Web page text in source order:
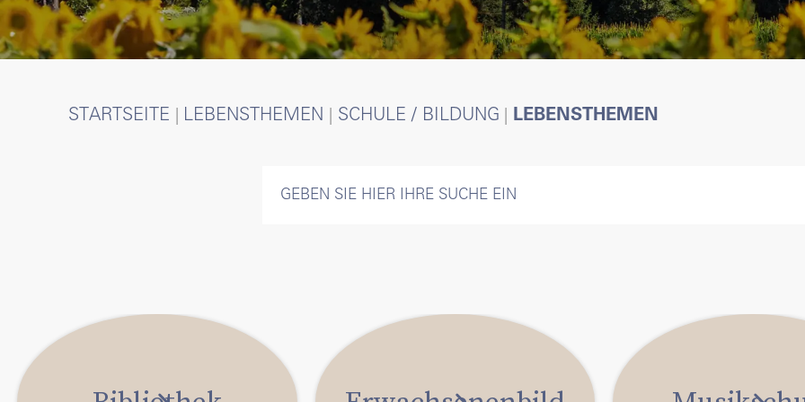
Politik &
Verwaltung
Abstimmungen / Wahlen
STARTSEITE LEBENSTHEMEN SCHULE / BILDUNG LEBENSTHEMEN